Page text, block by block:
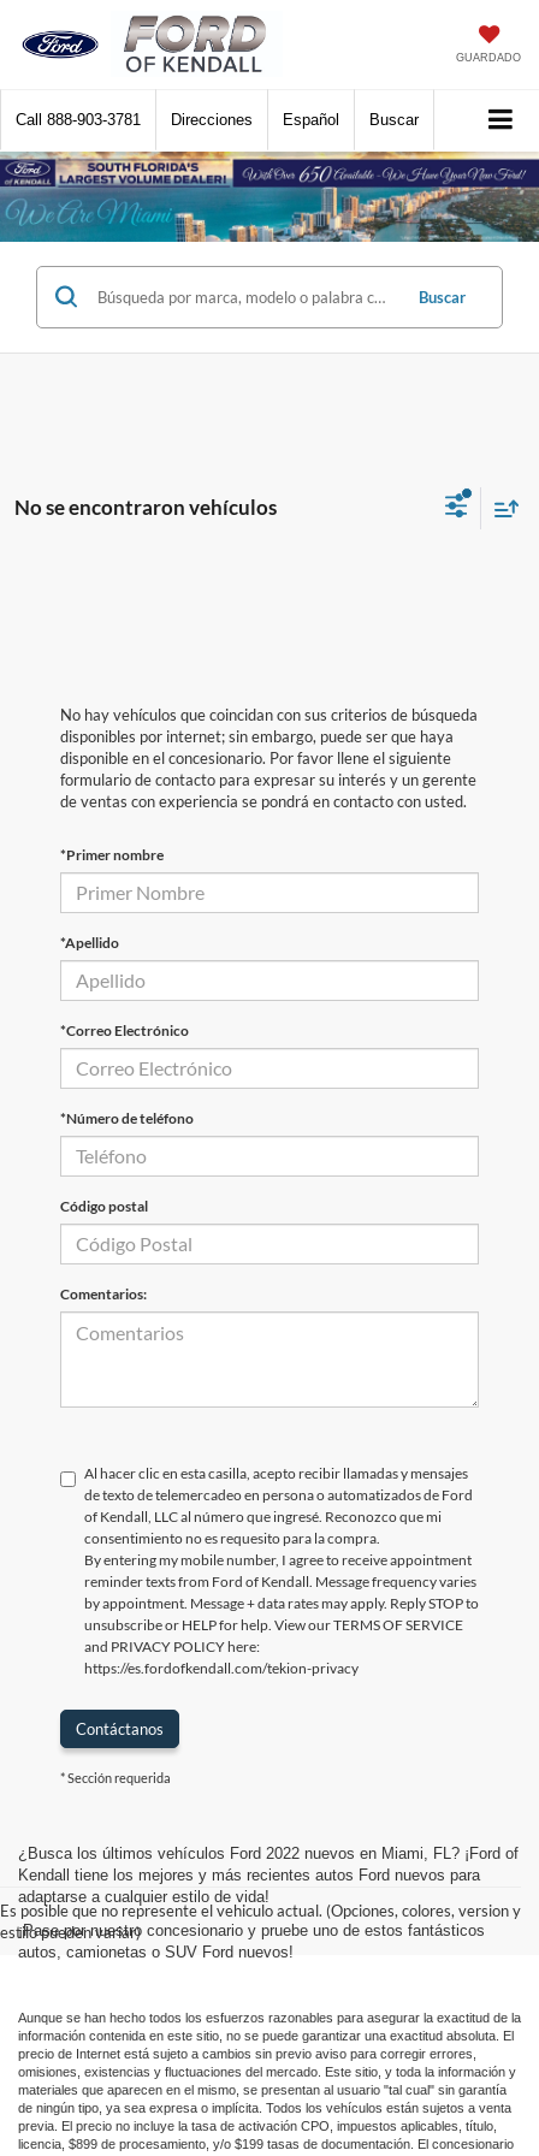
GUARDADO
Call 888-903-3781 Direcciones Español Buscar
Buscar
No se encontraron vehículos
No hay vehículos que coincidan con sus criterios de búsqueda
disponibles por internet; sin embargo, puede ser que haya
disponible en el concesionario. Por favor llene el siguiente
formulario de contacto para expresar su interés y un gerente
de ventas con experiencia se pondrá en contacto con usted.
*Primer nombre
*Apellido
*Correo Electrónico
*Número de teléfono
Código postal
Comentarios:
Al hacer clic en esta casilla, acepto recibir llamadas y mensajes
de texto de telemercadeo en persona o automatizados de Ford
of Kendall, LLC al número que ingresé. Reconozco que mi
consentimiento no es requesito para la compra.
By entering my mobile number, I agree to receive appointment
reminder texts from Ford of Kendall. Message frequency varies
by appointment. Message + data rates may apply. Reply STOP to
unsubscribe or HELP for help. View our TERMS OF SERVICE
and PRIVACY POLICY here:
https://es.fordofkendall.com/tekion-privacy
Contáctanos
* Sección requerida
Es posible que no represente el vehiculo actual. (Opciones, colores, version y
estilo pueden variar)
¿Busca los últimos vehículos Ford 2022 nuevos en Miami, FL? ¡Ford of
Kendall tiene los mejores y más recientes autos Ford nuevos para
adaptarse a cualquier estilo de vida!
¡Pase por nuestro concesionario y pruebe uno de estos fantásticos
autos, camionetas o SUV Ford nuevos!
Aunque se han hecho todos los esfuerzos razonables para asegurar la exactitud de la
información contenida en este sitio, no se puede garantizar una exactitud absoluta. El
precio de Internet está sujeto a cambios sin previo aviso para corregir errores,
omisiones, existencias y fluctuaciones del mercado. Este sitio, y toda la información y
materiales que aparecen en el mismo, se presentan al usuario "tal cual" sin garantía
de ningún tipo, ya sea expresa o implícita. Todos los vehículos están sujetos a venta
previa. El precio no incluye la tasa de activación CPO, impuestos aplicables, título,
licencia, $899 de procesamiento, y/o $199 tasas de documentación. El concesionario